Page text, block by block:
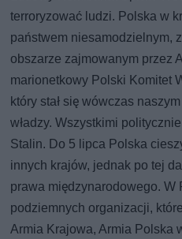
terroryzować ludzi. Polska w
państwem niesamodzielnym,
obszarze zajmowanym przez
marionetkowy Polski Komitet
który stał się wówczas
władzy. Wszystkimi
Stalin. Do 5 lipca Polska
innych krajów, jednak po tej
prawa międzynarodowego. W
podziemnych organizacji,
Armia Krajowa, Armia Polska